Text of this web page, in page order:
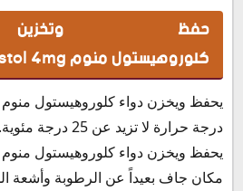
حفظ
كلوروهيستول منوم Chlorohistol 4mg
درجة حرارة لا تزيد عن 25 درجة مئوية.
مكان جاف بعيداً عن الرطوبة وأشعة